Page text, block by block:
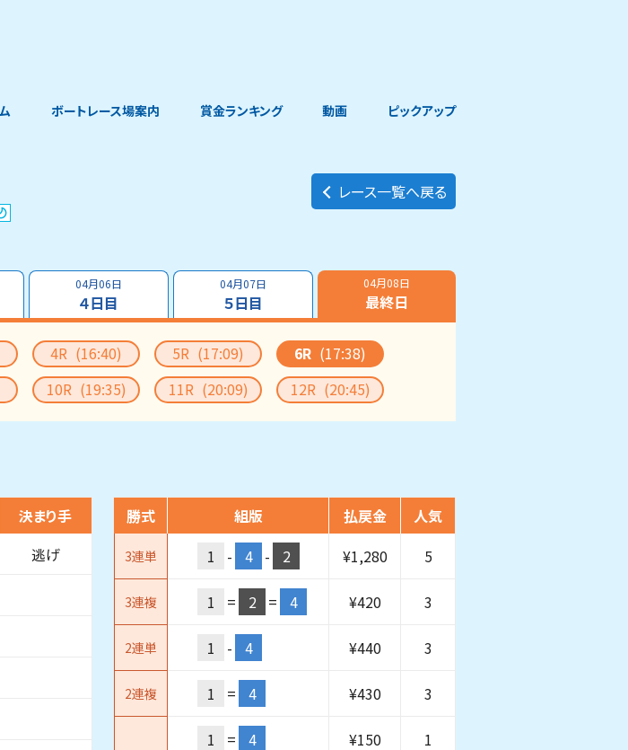
ボートレース場案内 賞金ランキング 動画 ピックアップ
レース一覧へ戻る
04月06日
４日目
04月07日
５日目
04月08日
最終日
4R (16:40) 5R (17:09) 6R (17:38)
10R (19:35) 11R (20:09) 12R (20:45)
決まり手
逃げ
勝式 組版 払戻金 人気
3連単 1 - 4 - 2 ¥1,280 5
3連複 1 = 2 = 4 ¥420 3
2連単 1 - 4 ¥440 3
2連複 1 = 4 ¥430 3
1 = 4 ¥150 1